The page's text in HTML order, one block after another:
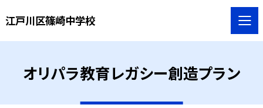
江戸川区篠崎中学校
オリパラ教育レガシー創造プラン